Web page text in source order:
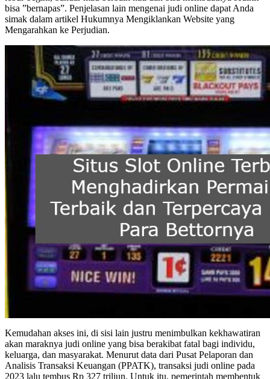
bisa ”bernapas”. Penjelasan lain mengenai judi online dapat Anda
simak dalam artikel Hukumnya Mengiklankan Website yang
Mengarahkan ke Perjudian.
Kemudahan akses ini, di sisi lain justru menimbulkan kekhawatiran
akan maraknya judi online yang bisa berakibat fatal bagi individu,
keluarga, dan masyarakat. Menurut data dari Pusat Pelaporan dan
Analisis Transaksi Keuangan (PPATK), transaksi judi online pada
2023 lalu tembus Rp 327 triliun. Untuk itu, pemerintah membentuk